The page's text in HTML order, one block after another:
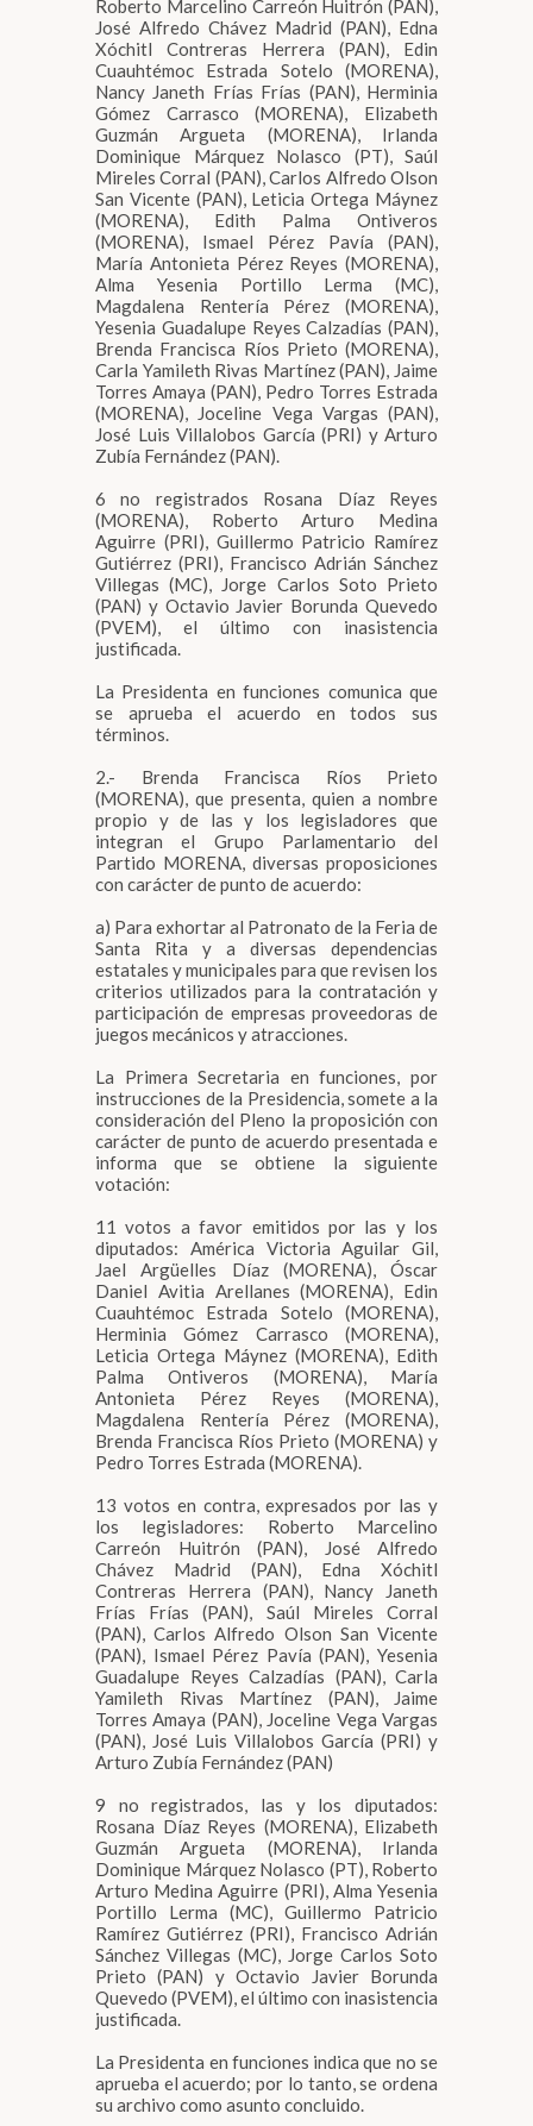
Roberto Marcelino Carreón Huitrón (PAN),
José Alfredo Chávez Madrid (PAN), Edna
Xóchitl Contreras Herrera (PAN), Edin
Cuauhtémoc Estrada Sotelo (MORENA),
Nancy Janeth Frías Frías (PAN), Herminia
Gómez Carrasco (MORENA), Elizabeth
Guzmán Argueta (MORENA), Irlanda
Dominique Márquez Nolasco (PT), Saúl
Mireles Corral (PAN), Carlos Alfredo Olson
San Vicente (PAN), Leticia Ortega Máynez
(MORENA), Edith Palma Ontiveros
(MORENA), Ismael Pérez Pavía (PAN),
María Antonieta Pérez Reyes (MORENA),
Alma Yesenia Portillo Lerma (MC),
Magdalena Rentería Pérez (MORENA),
Yesenia Guadalupe Reyes Calzadías (PAN),
Brenda Francisca Ríos Prieto (MORENA),
Carla Yamileth Rivas Martínez (PAN), Jaime
Torres Amaya (PAN), Pedro Torres Estrada
(MORENA), Joceline Vega Vargas (PAN),
José Luis Villalobos García (PRI) y Arturo
Zubía Fernández (PAN).
6 no registrados Rosana Díaz Reyes
(MORENA), Roberto Arturo Medina
Aguirre (PRI), Guillermo Patricio Ramírez
Gutiérrez (PRI), Francisco Adrián Sánchez
Villegas (MC), Jorge Carlos Soto Prieto
(PAN) y Octavio Javier Borunda Quevedo
(PVEM), el último con inasistencia
justificada.
La Presidenta en funciones comunica que
se aprueba el acuerdo en todos sus
términos.
2.- Brenda Francisca Ríos Prieto
(MORENA), que presenta, quien a nombre
propio y de las y los legisladores que
integran el Grupo Parlamentario del
Partido MORENA, diversas proposiciones
con carácter de punto de acuerdo:
a) Para exhortar al Patronato de la Feria de
Santa Rita y a diversas dependencias
estatales y municipales para que revisen los
criterios utilizados para la contratación y
participación de empresas proveedoras de
juegos mecánicos y atracciones.
La Primera Secretaria en funciones, por
instrucciones de la Presidencia, somete a la
consideración del Pleno la proposición con
carácter de punto de acuerdo presentada e
informa que se obtiene la siguiente
votación:
11 votos a favor emitidos por las y los
diputados: América Victoria Aguilar Gil,
Jael Argüelles Díaz (MORENA), Óscar
Daniel Avitia Arellanes (MORENA), Edin
Cuauhtémoc Estrada Sotelo (MORENA),
Herminia Gómez Carrasco (MORENA),
Leticia Ortega Máynez (MORENA), Edith
Palma Ontiveros (MORENA), María
Antonieta Pérez Reyes (MORENA),
Magdalena Rentería Pérez (MORENA),
Brenda Francisca Ríos Prieto (MORENA) y
Pedro Torres Estrada (MORENA).
13 votos en contra, expresados por las y
los legisladores: Roberto Marcelino
Carreón Huitrón (PAN), José Alfredo
Chávez Madrid (PAN), Edna Xóchitl
Contreras Herrera (PAN), Nancy Janeth
Frías Frías (PAN), Saúl Mireles Corral
(PAN), Carlos Alfredo Olson San Vicente
(PAN), Ismael Pérez Pavía (PAN), Yesenia
Guadalupe Reyes Calzadías (PAN), Carla
Yamileth Rivas Martínez (PAN), Jaime
Torres Amaya (PAN), Joceline Vega Vargas
(PAN), José Luis Villalobos García (PRI) y
Arturo Zubía Fernández (PAN)
9 no registrados, las y los diputados:
Rosana Díaz Reyes (MORENA), Elizabeth
Guzmán Argueta (MORENA), Irlanda
Dominique Márquez Nolasco (PT), Roberto
Arturo Medina Aguirre (PRI), Alma Yesenia
Portillo Lerma (MC), Guillermo Patricio
Ramírez Gutiérrez (PRI), Francisco Adrián
Sánchez Villegas (MC), Jorge Carlos Soto
Prieto (PAN) y Octavio Javier Borunda
Quevedo (PVEM), el último con inasistencia
justificada.
La Presidenta en funciones indica que no se
aprueba el acuerdo; por lo tanto, se ordena
su archivo como asunto concluido.